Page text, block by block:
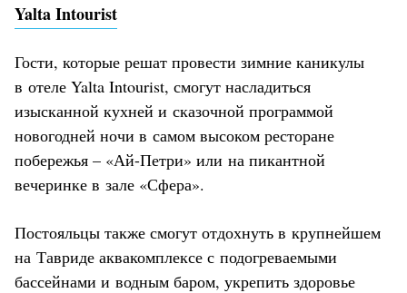
Yalta Intourist
Гости, которые решат провести зимние каникулы
в отеле Yalta Intourist, смогут насладиться
изысканной кухней и сказочной программой
новогодней ночи в самом высоком ресторане
побережья – «Ай-Петри» или на пикантной
вечеринке в зале «Сфера».
Постояльцы также смогут отдохнуть в крупнейшем
на Тавриде аквакомплексе с подогреваемыми
бассейнами и водным баром, укрепить здоровье